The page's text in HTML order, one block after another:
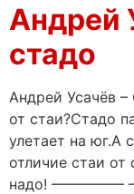
Андрей
стадо
Андрей Усачёв
от стаи?Стадо
улетает на юг.А
отличие стаи от
надо!